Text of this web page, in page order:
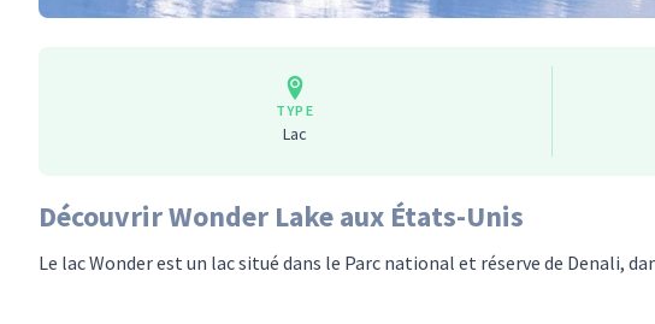
TYPE
Lac
Découvrir Wonder Lake aux États-Unis
Le lac Wonder est un lac situé dans le Parc national et réserve de Denali,